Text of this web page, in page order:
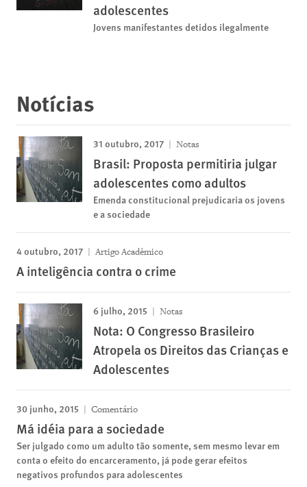
adolescentes
Jovens manifestantes detidos ilegalmente
Notícias
31 outubro, 2017 Notas
Brasil: Proposta permitiria julgar
adolescentes como adultos
Emenda constitucional prejudicaria os jovens
e a sociedade
4 outubro, 2017 Artigo Acadêmico
A inteligência contra o crime
6 julho, 2015 Notas
Nota: O Congresso Brasileiro
Atropela os Direitos das Crianças e
Adolescentes
30 junho, 2015 Comentário
Má idéia para a sociedade
Ser julgado como um adulto tão somente, sem mesmo levar em
conta o efeito do encarceramento, já pode gerar efeitos
negativos profundos para adolescentes